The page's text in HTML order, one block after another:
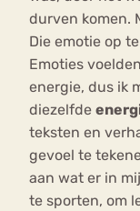
durven komen.
Die emotie op
Emoties
energie, dus ik
diezelfde
teksten en
gevoel te
aan wat er in
te sporten, om